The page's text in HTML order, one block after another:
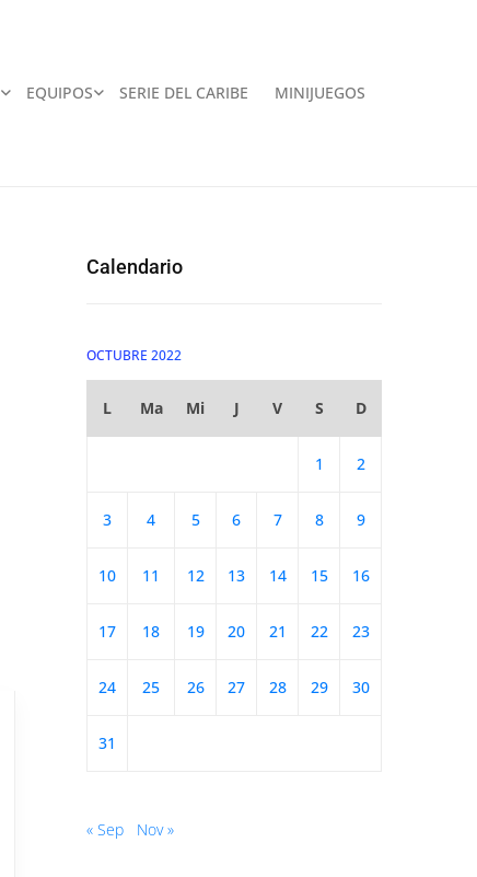
EQUIPOS SERIE DEL CARIBE MINIJUEGOS
Calendario
OCTUBRE 2022
L Ma Mi J V S D
1 2
3 4 5 6 7 8 9
10 11 12 13 14 15 16
17 18 19 20 21 22 23
24 25 26 27 28 29 30
31
« Sep Nov »